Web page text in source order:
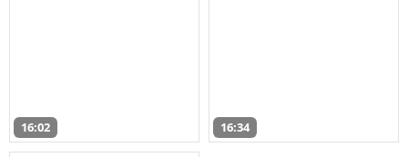
16:02 16:34